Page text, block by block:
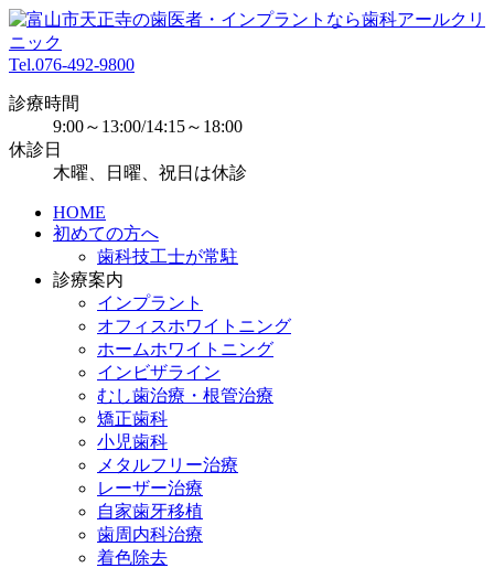
Tel.076-492-9800
診療時間
9:00～13:00/14:15～18:00
休診日
木曜、日曜、祝日は休診
HOME
初めての方へ
歯科技工士が常駐
診療案内
インプラント
オフィスホワイトニング
ホームホワイトニング
インビザライン
むし歯治療・根管治療
矯正歯科
小児歯科
メタルフリー治療
レーザー治療
自家歯牙移植
歯周内科治療
着色除去